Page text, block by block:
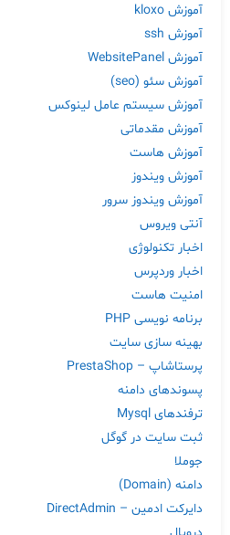
آموزش kloxo
آموزش ssh
آموزش WebsitePanel
آموزش سئو (seo)
آموزش سیستم عامل لینوکس
آموزش مقدماتی
آموزش هاست
آموزش ویندوز
آموزش ویندوز سرور
آنتی ویروس
اخبار تکنولوژی
اخبار وردپرس
امنیت هاست
برنامه نویسی PHP
بهینه سازی سایت
پرستاشاپ – PrestaShop
پسوندهای دامنه
ترفندهای Mysql
ثبت سایت در گوگل
جوملا
دامنه (Domain)
دایرکت ادمین – DirectAdmin